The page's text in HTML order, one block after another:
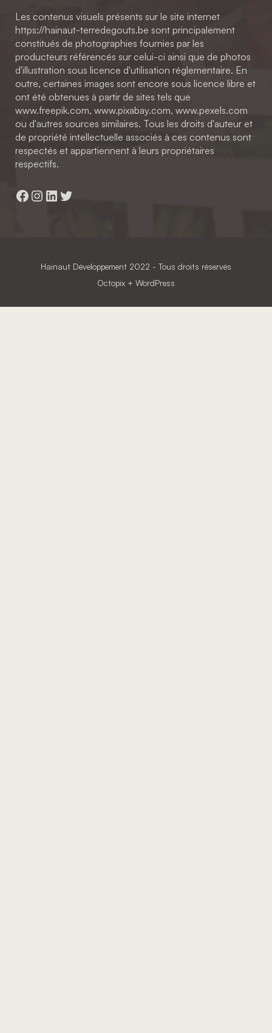
Les contenus visuels présents sur le site internet
https://hainaut-terredegouts.be sont principalement
constitués de photographies fournies par les
producteurs référencés sur celui-ci ainsi que de photos
d'illustration sous licence d'utilisation réglementaire. En
outre, certaines images sont encore sous licence libre et
ont été obtenues à partir de sites tels que
www.freepik.com, www.pixabay.com, www.pexels.com
ou d'autres sources similaires. Tous les droits d'auteur et
de propriété intellectuelle associés à ces contenus sont
respectés et appartiennent à leurs propriétaires
respectifs.
Facebook
Instagram
LinkedIn
Twitter
Hainaut Développement 2022 - Tous droits réservés
Octopix + WordPress